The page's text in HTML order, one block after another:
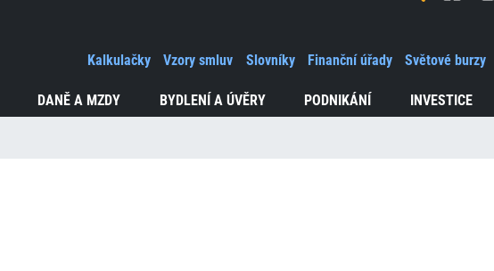
DANĚ A MZDY BYDLENÍ A ÚVĚRY PODNIKÁNÍ INVESTICE
Kalkulačky Vzory smluv Slovníky Finanční úřady Světové burzy